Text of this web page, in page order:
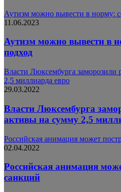
Аутизм можно вывести в норму:
11.06.2023
Аутизм можно вывести в
подход
Власти Люксембурга заморозили
2,5 миллиарда евро
29.03.2022
Власти Люксембурга
активы на сумму 2,5
Российская анимация может
02.04.2022
Российская анимация
санкций